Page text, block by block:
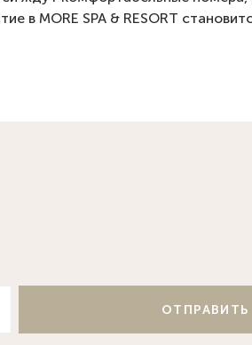
в MORE SPA & RESORT
ОТПРАВИТЬ